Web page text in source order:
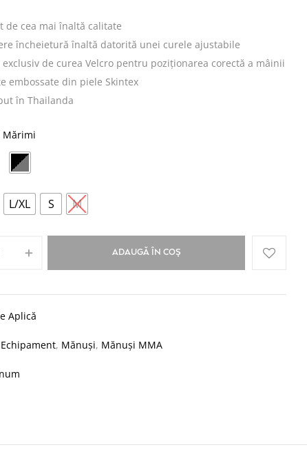
de cea mai înaltă calitate
încheietură înaltă datorită unei curele ajustabile
exclusiv de curea Velcro pentru poziționarea corectă a mâinii
embossate din piele Skintex
în Thailanda
Mărimi
L/XL S M
ADAUGĂ ÎN COȘ
Aplică
Echipament, Mănuși, Mănuși MMA